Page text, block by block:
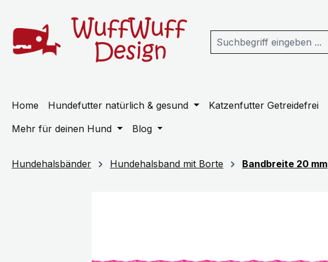
Home Hundefutter natürlich & gesund Katzenfutter Getreidefrei
Mehr für deinen Hund
Blog
Hundehalsbänder Hundehalsband mit Borte Bandbreite 20 mm